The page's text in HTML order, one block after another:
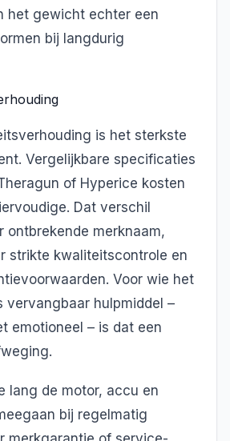
het gewicht echter een
bij langdurig
is het sterkste
Vergelijkbare specificaties
of Hyperice kosten
Dat verschil
ontbrekende merknaam,
strikte kwaliteitscontrole en
Voor wie het
vervangbaar hulpmiddel –
emotioneel – is dat een
lang de motor, accu en
bij regelmatig